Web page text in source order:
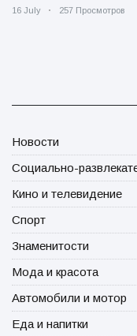
16 July 257 Просмотров
Новости
Социально-
Кино и телевидение
Спорт
Знаменитости
Мода и красота
Автомобили и мотор
Еда и напитки